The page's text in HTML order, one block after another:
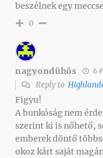
beszélnek egy
0
nagyondühös 6
Reply to
Figyu!
A bunkóság nem
szerint ki is nőhető,
emberek döntő
okoz kárt saját